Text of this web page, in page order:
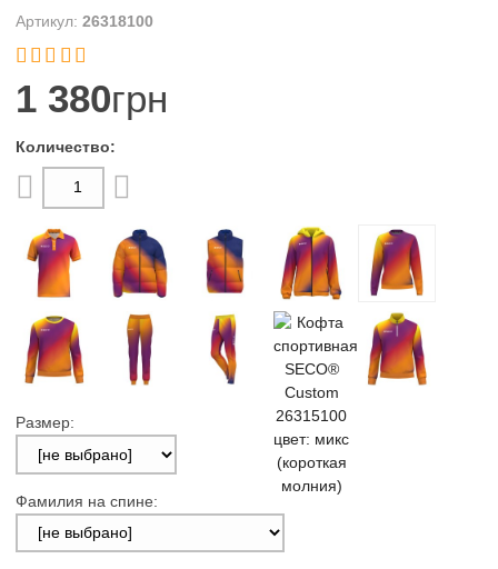
26318100


1 380грн
Размер:
Фамилия на спине: